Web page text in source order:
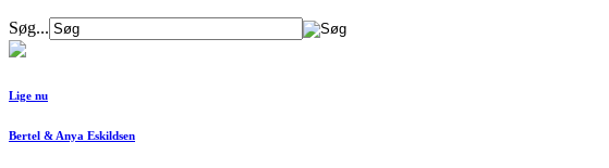
Søg...
Lige nu
Bertel & Anya Eskildsen